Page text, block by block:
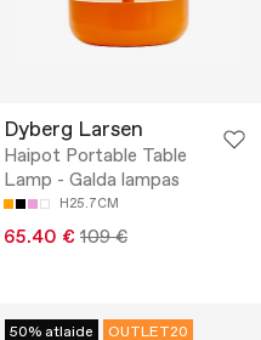
Dyberg Larsen
Haipot Portable Table
Lamp - Galda lampas
H25.7CM
65.40 € 109 €
50% atlaide OUTLET20